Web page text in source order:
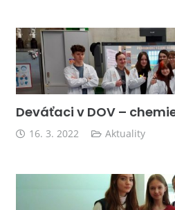
Deváťaci v DOV –
16. 3. 2022 Aktuality